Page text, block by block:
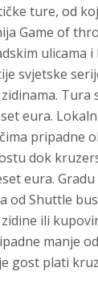
ture, od
Game of
ulicama i
svjetske
Tura
eura.
pripadne
dok
eura.
od Shuttle
ili
manje
gost plati